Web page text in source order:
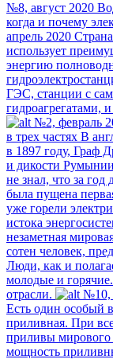
№8, август 2020
когда и почему
апрель 2020
использует
энергию
ГЭС, станции с
гидроагрегатами,
№2, февраль
в трех частях В
в 1897 году, Граф
и дикости
не знал, что за
была пущена
уже горели
истока
незаметная
сотен человек,
Люди, как и
молодые и
отрасли.
№10,
Есть один особый
приливная. При
приливы мирового
мощность